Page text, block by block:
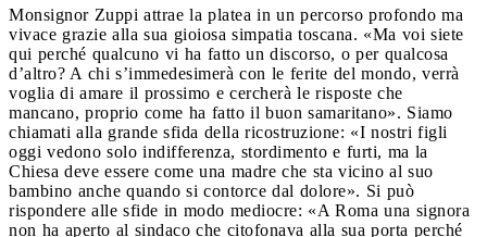
Monsignor Zuppi attrae la platea in un percorso profondo ma
vivace grazie alla sua gioiosa simpatia toscana. «Ma voi siete
qui perché qualcuno vi ha fatto un discorso, o per qualcosa
d’altro? A chi s’immedesimerà con le ferite del mondo, verrà
voglia di amare il prossimo e cercherà le risposte che
mancano, proprio come ha fatto il buon samaritano». Siamo
chiamati alla grande sfida della ricostruzione: «I nostri figli
oggi vedono solo indifferenza, stordimento e furti, ma la
Chiesa deve essere come una madre che sta vicino al suo
bambino anche quando si contorce dal dolore». Si può
rispondere alle sfide in modo mediocre: «A Roma una signora
non ha aperto al sindaco che citofonava alla sua porta perché